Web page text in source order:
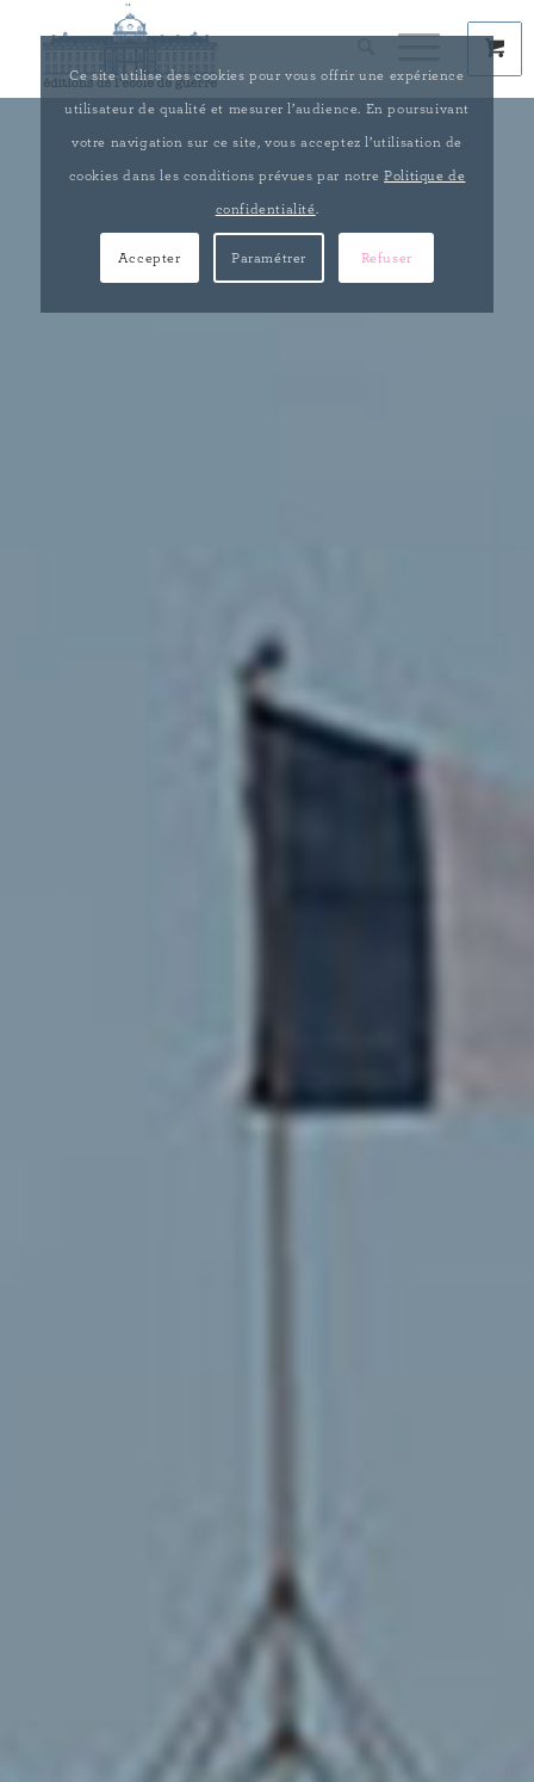
Ce site utilise des cookies pour vous offrir une expérience
utilisateur de qualité et mesurer l’audience. En poursuivant
votre navigation sur ce site, vous acceptez l’utilisation de
cookies dans les conditions prévues par notrePolitique de
confidentialité
Accepter Paramétrer Refuser